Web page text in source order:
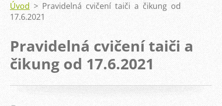
Úvod > Pravidelná cvičení taiči a čikung od
17.6.2021
Pravidelná cvičení taiči a
čikung od 17.6.2021